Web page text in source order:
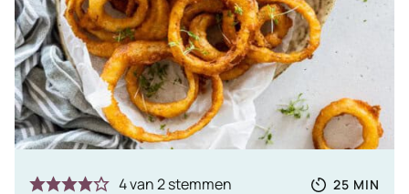
4van2stemmen
Totale
25 MIN